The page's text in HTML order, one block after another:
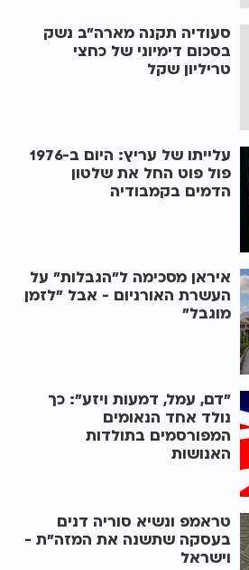
סעודיה תקנה מארה"ב נשק
בסכום דימיוני של כחצי
טריליון שקל
עלייתו של עריץ: היום ב-1976
פול פוט החל את שלטון
הדמים בקמבודיה
איראן מסכימה ל"הגבלות" על
העשרת האורניום - אבל "לזמן
מוגבל"
"דם, עמל, דמעות ויזע": כך
נולד אחד הנאומים
המפורסמים בתולדות
האנושות
טראמפ ונשיא סוריה דנים
בעסקה שתשנה את המזה"ת -
וישראל